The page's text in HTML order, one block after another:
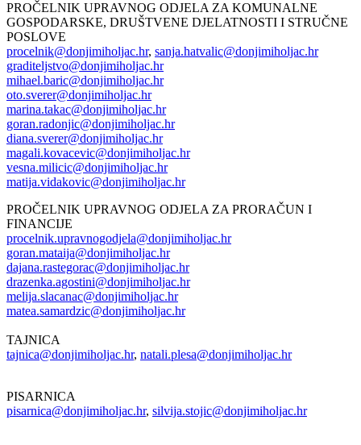
PROČELNIK UPRAVNOG ODJELA ZA KOMUNALNE
GOSPODARSKE, DRUŠTVENE DJELATNOSTI I STRUČNE
POSLOVE
procelnik@donjimiholjac.hr, sanja.hatvalic@donjimiholjac.hr
graditeljstvo@donjimiholjac.hr
mihael.baric@donjimiholjac.hr
oto.sverer@donjimiholjac.hr
marina.takac@donjimiholjac.hr
goran.radonjic@donjimiholjac.hr
diana.sverer@donjimiholjac.hr
magali.kovacevic@donjimiholjac.hr
vesna.milicic@donjimiholjac.hr
matija.vidakovic@donjimiholjac.hr
PROČELNIK UPRAVNOG ODJELA ZA PRORAČUN I
FINANCIJE
procelnik.upravnogodjela@donjimiholjac.hr
goran.mataija@donjimiholjac.hr
dajana.rastegorac@donjimiholjac.hr
drazenka.agostini@donjimiholjac.hr
melija.slacanac@donjimiholjac.hr
matea.samardzic@donjimiholjac.hr
TAJNICA
tajnica@donjimiholjac.hr, natali.plesa@donjimiholjac.hr
PISARNICA
pisarnica@donjimiholjac.hr, silvija.stojic@donjimiholjac.hr